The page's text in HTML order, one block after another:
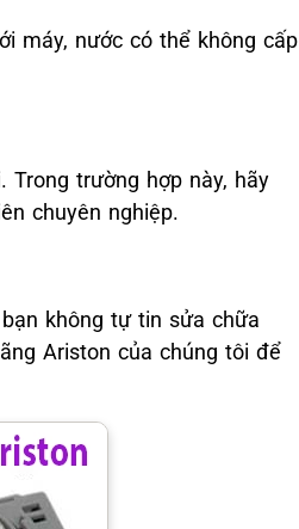
máy, nước có thể không cấp
trường hợp này, hãy
chuyên nghiệp.
không tự tin sửa chữa
Ariston của chúng tôi để